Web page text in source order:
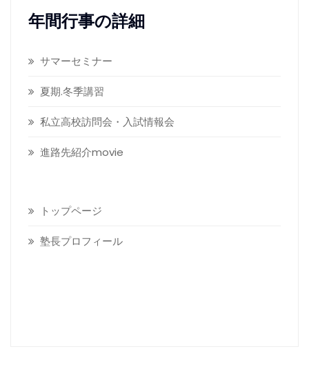
年間行事の詳細
サマーセミナー
夏期.冬季講習
私立高校訪問会・入試情報会
進路先紹介movie
トップページ
塾長プロフィール